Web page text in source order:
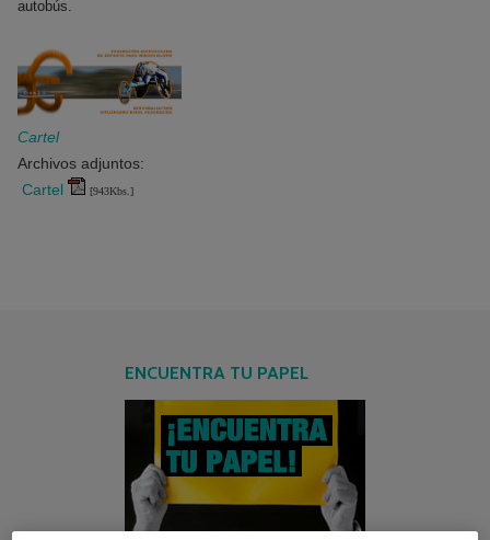
autobús.
Cartel
Archivos adjuntos:
Cartel
[943Kbs.]
ENCUENTRA TU PAPEL